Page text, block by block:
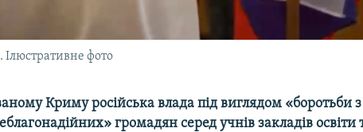
фото
Криму російська влада під виглядом «боротьби
громадян серед учнів закладів освіти